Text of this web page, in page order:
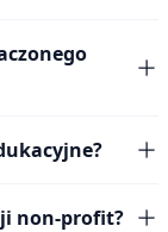
non-profit?